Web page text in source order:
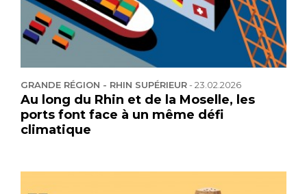
GRANDE RÉGION - RHIN SUPÉRIEUR-23.02.2026
Au long du Rhin et de la Moselle, les
ports font face à un même défi
climatique